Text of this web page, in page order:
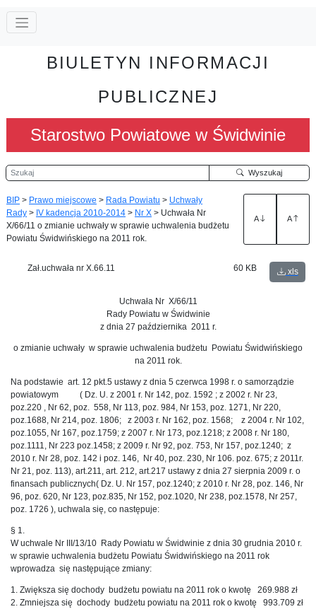
BIULETYN INFORMACJI
PUBLICZNEJ
Starostwo Powiatowe w Świdwinie
Szukaj Wyszukaj
BIP > Prawo miejscowe > Rada Powiatu > Uchwały
Rady > IV kadencja 2010-2014 > Nr X > Uchwała Nr
X/66/11 o zmianie uchwały w sprawie uchwalenia budżetu
Powiatu Świdwińskiego na 2011 rok.
A A
Zał.uchwała nr X.66.11 60 KB xls
Uchwała Nr X/66/11
Rady Powiatu w Świdwinie
z dnia 27 października 2011 r.
o zmianie uchwały w sprawie uchwalenia budżetu Powiatu Świdwińskiego
na 2011 rok.
Na podstawie art. 12 pkt.5 ustawy z dnia 5 czerwca 1998 r. o samorządzie
powiatowym ( Dz. U. z 2001 r. Nr 142, poz. 1592 ; z 2002 r. Nr 23,
poz.220 , Nr 62, poz. 558, Nr 113, poz. 984, Nr 153, poz. 1271, Nr 220,
poz.1688, Nr 214, poz. 1806; z 2003 r. Nr 162, poz. 1568; z 2004 r. Nr 102,
poz.1055, Nr 167, poz.1759; z 2007 r. Nr 173, poz.1218; z 2008 r. Nr 180,
poz.1111, Nr 223 poz.1458; z 2009 r. Nr 92, poz. 753, Nr 157, poz.1240; z
2010 r. Nr 28, poz. 142 i poz. 146, Nr 40, poz. 230, Nr 106. poz. 675; z 2011r.
Nr 21, poz. 113), art.211, art. 212, art.217 ustawy z dnia 27 sierpnia 2009 r. o
finansach publicznych( Dz. U. Nr 157, poz.1240; z 2010 r. Nr 28, poz. 146, Nr
96, poz. 620, Nr 123, poz.835, Nr 152, poz.1020, Nr 238, poz.1578, Nr 257,
poz. 1726 ), uchwala się, co następuje:
§ 1.
W uchwale Nr III/13/10 Rady Powiatu w Świdwinie z dnia 30 grudnia 2010 r.
w sprawie uchwalenia budżetu Powiatu Świdwińskiego na 2011 rok
wprowadza się następujące zmiany:
1. Zwiększa się dochody budżetu powiatu na 2011 rok o kwotę 269.988 zł
2. Zmniejsza się dochody budżetu powiatu na 2011 rok o kwotę 993.709 zł